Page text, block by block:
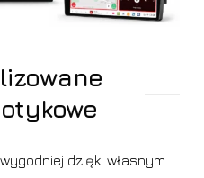
dzięki własnym